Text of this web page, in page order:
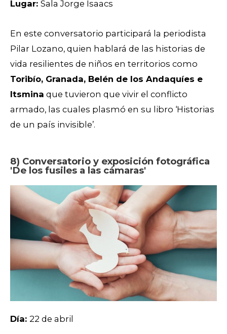
Lugar: Sala Jorge Isaacs
En este conversatorio participará la periodista
Pilar Lozano, quien hablará de las historias de
vida resilientes de niños en territorios como
Toribío, Granada, Belén de los Andaquíes e
Itsmina que tuvieron que vivir el conflicto
armado, las cuales plasmó en su libro ‘Historias
de un país invisible’.
8) Conversatorio y exposición fotográfica
'De los fusiles a las cámaras'
Día: 22 de abril